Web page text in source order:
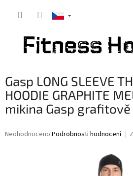
Gasp LONG SLEEVE
HOODIE GRAPHITE
mikina Gasp grafitově
Průměrné
Neohodnoceno Podrobnosti hodnocení